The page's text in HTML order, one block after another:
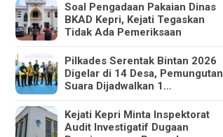
Soal Pengadaan Pakaian Dinas
BKAD Kepri, Kejati Tegaskan
Tidak Ada Pemeriksaan
Pilkades Serentak Bintan 2026
Digelar di 14 Desa, Pemungutan
Suara Dijadwalkan 1…
Kejati Kepri Minta Inspektorat
Audit Investigatif Dugaan